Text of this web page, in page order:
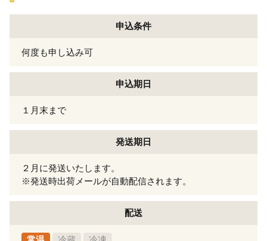
申込条件
何度も申し込み可
申込期日
１月末まで
発送期日
２月に発送いたします。
※発送時出荷メールが自動配信されます。
配送